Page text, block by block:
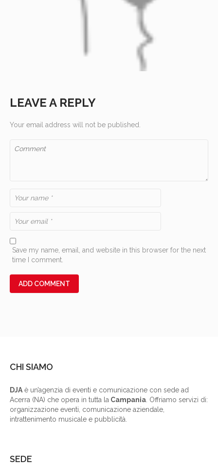
LEAVE A REPLY
Your email address will not be published.
Save my name, email, and website in this browser for the next
time I comment.
CHI SIAMO
DJA è un’agenzia di eventi e comunicazione con sede ad
Acerra (NA) che opera in tutta la Campania . Offriamo servizi di:
organizzazione eventi, comunicazione aziendale,
intrattenimento musicale e pubblicità.
SEDE